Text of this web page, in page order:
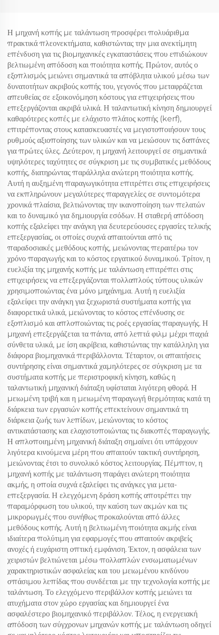
Η μηχανή κοπής με ταλάντωση προσφέρει πολυάριθμα
πρακτικά πλεονεκτήματα, καθιστώντας την μια ανεκτίμητη
επένδυση για τις βιομηχανικές εγκαταστάσεις που επιδιώκουν
βελτιωμένη απόδοση και ποιότητα κοπής. Πρώτον, αυτός ο
εξοπλισμός μειώνει σημαντικά τα απόβλητα υλικού μέσω των
δυνατοτήτων ακριβούς κοπής του, γεγονός που μεταφράζεται
απευθείας σε εξοικονόμηση κόστους για επιχειρήσεις που
επεξεργάζονται ακριβά υλικά. Η ταλαντωτική κίνηση δημιουργεί
καθαρότερες κοπές με ελάχιστο πλάτος κοπής (kerf),
επιτρέποντας στους κατασκευαστές να μεγιστοποιήσουν τους
ρυθμούς αξιοποίησης των υλικών και να μειώσουν τις δαπάνες
για πρώτες ύλες. Δεύτερον, η μηχανή λειτουργεί σε σημαντικά
υψηλότερες ταχύτητες σε σύγκριση με τις συμβατικές μεθόδους
κοπής, διατηρώντας παράλληλα ανώτερη ποιότητα κοπής.
Αυτή η αυξημένη παραγωγικότητα επιτρέπει στις επιχειρήσεις
να εκπληρώνουν μεγαλύτερες παραγγελίες σε συντομότερα
χρονικά πλαίσια, βελτιώνοντας την ικανοποίηση των πελατών
και το δυναμικό για δημιουργία εσόδων. Η σταθερή απόδοση
κοπής εξαλείφει την ανάγκη για δευτερεύουσες εργασίες τελικής
επεξεργασίας, οι οποίες συχνά απαιτούνται από τις
παραδοσιακές μεθόδους κοπής, μειώνοντας περαιτέρω τον
χρόνο παραγωγής και το κόστος εργατικού δυναμικού. Τρίτον, η
ευελιξία της μηχανής κοπής με ταλάντωση επιτρέπει στις
επιχειρήσεις να επεξεργάζονται πολλαπλούς τύπους υλικών
χρησιμοποιώντας ένα μόνο μηχάνημα. Αυτή η ευελιξία
εξαλείφει την ανάγκη για ξεχωριστά συστήματα κοπής για
διαφορετικά υλικά, μειώνοντας το κόστος επένδυσης σε
εξοπλισμό και απλοποιώντας τις ροές εργασίας παραγωγής. Η
μηχανή επεξεργάζεται τα πάντα, από λεπτά φιλμ μέχρι παχιά
σύνθετα υλικά, με ίση ακρίβεια, καθιστώντας την κατάλληλη για
διάφορα βιομηχανικά περιβάλλοντα. Τέταρτον, οι απαιτήσεις
συντήρησης είναι σημαντικά χαμηλότερες σε σύγκριση με τα
συστήματα κοπής με περιστροφική κίνηση, καθώς η
ταλαντωτική μηχανική διάταξη υφίσταται λιγότερη φθορά. Η
μειωμένη τριβή και η μειωμένη παραγωγή θερμότητας κατά τη
διάρκεια των εργασιών κοπής επεκτείνουν σημαντικά τη
διάρκεια ζωής των λεπίδων, μειώνοντας το κόστος
αντικατάστασης και ελαχιστοποιώντας τις διακοπές παραγωγής.
Η απλοποιημένη μηχανική διάταξη σημαίνει ότι υπάρχουν
λιγότερα κινούμενα μέρη που απαιτούν τακτική συντήρηση,
μειώνοντας έτσι το συνολικό κόστος λειτουργίας. Πέμπτον, η
μηχανή κοπής με ταλάντωση παράγει ανώτερη ποιότητα
ακμής, η οποία συχνά εξαλείφει τις ανάγκες για μετα-
επεξεργασία. Η ελεγχόμενη δράση κοπής αποτρέπει την
παραμόρφωση του υλικού, την καύση των ακμών και τις
μικρορωγμές που συνήθως προκαλούνται από άλλες
μεθόδους κοπής. Αυτή η βελτιωμένη ποιότητα ακμής είναι
ιδιαίτερα πολύτιμη για εφαρμογές που απαιτούν ακριβείς
ανοχές ή ευχάριστη οπτική εμφάνιση. Έκτον, η ασφάλεια των
χειριστών βελτιώνεται μέσω πολλαπλών ενσωματωμένων
χαρακτηριστικών ασφαλείας και του μειωμένου κινδύνου
σπάσιμου λεπίδας που συνδέεται με την τεχνολογία κοπής με
ταλάντωση. Το ελεγχόμενο περιβάλλον κοπής μειώνει τα
ατυχήματα στον χώρο εργασίας και δημιουργεί ένα
ασφαλέστερο βιομηχανικό περιβάλλον. Τέλος, η ενεργειακή
απόδοση των σύγχρονων μηχανών κοπής με ταλάντωση οδηγεί